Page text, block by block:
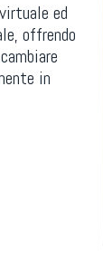
ed
offrendo
in